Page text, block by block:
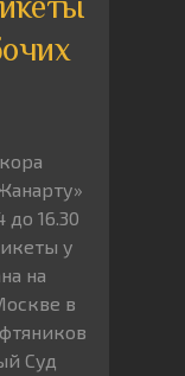
16.30
у
на
в
Суд